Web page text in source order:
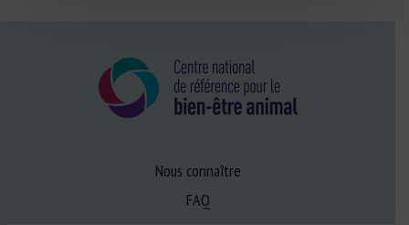
Nous connaître
FAQ